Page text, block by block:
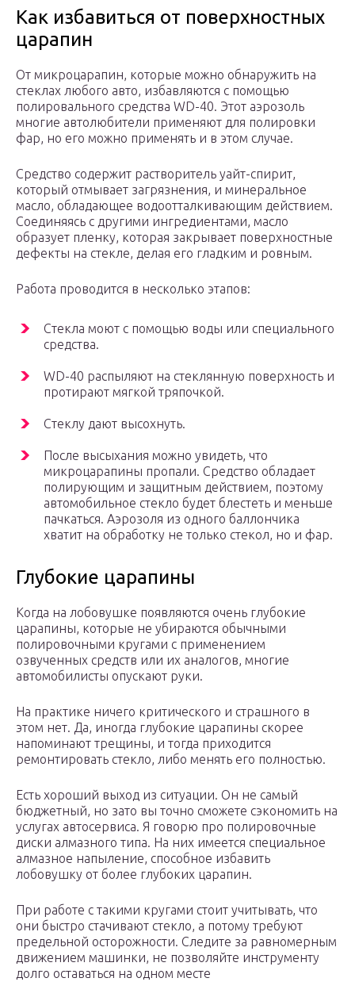
Как избавиться от поверхностных
царапин
От микроцарапин, которые можно обнаружить на
стеклах любого авто, избавляются с помощью
полировального средства WD-40. Этот аэрозоль
многие автолюбители применяют для полировки
фар, но его можно применять и в этом случае.
Средство содержит растворитель уайт-спирит,
который отмывает загрязнения, и минеральное
масло, обладающее водоотталкивающим действием.
Соединяясь с другими ингредиентами, масло
образует пленку, которая закрывает поверхностные
дефекты на стекле, делая его гладким и ровным.
Работа проводится в несколько этапов:
Стекла моют с помощью воды или специального
средства.
WD-40 распыляют на стеклянную поверхность и
протирают мягкой тряпочкой.
Стеклу дают высохнуть.
После высыхания можно увидеть, что
микроцарапины пропали. Средство обладает
полирующим и защитным действием, поэтому
автомобильное стекло будет блестеть и меньше
пачкаться. Аэрозоля из одного баллончика
хватит на обработку не только стекол, но и фар.
Глубокие царапины
Когда на лобовушке появляются очень глубокие
царапины, которые не убираются обычными
полировочными кругами с применением
озвученных средств или их аналогов, многие
автомобилисты опускают руки.
На практике ничего критического и страшного в
этом нет. Да, иногда глубокие царапины скорее
напоминают трещины, и тогда приходится
ремонтировать стекло, либо менять его полностью.
Есть хороший выход из ситуации. Он не самый
бюджетный, но зато вы точно сможете сэкономить на
услугах автосервиса. Я говорю про полировочные
диски алмазного типа. На них имеется специальное
алмазное напыление, способное избавить
лобовушку от более глубоких царапин.
При работе с такими кругами стоит учитывать, что
они быстро стачивают стекло, а потому требуют
предельной осторожности. Следите за равномерным
движением машинки, не позволяйте инструменту
долго оставаться на одном месте